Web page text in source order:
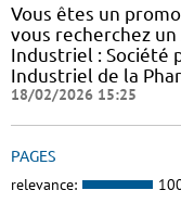
Vous êtes un
vous recherchez
Industriel : Société
Industriel de la
18/02/2026 15:25
PAGES
relevance: